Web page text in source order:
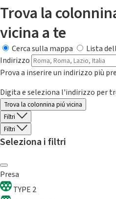
Trova la
vicina a te
Cerca sulla mappa
Lista
Indirizzo
Prova a inserire un indirizzo più
Digita e seleziona l'indirizzo per
Trova la colonnina piú vicina
Filtri
Filtri
Seleziona i filtri
Presa
TYPE 2